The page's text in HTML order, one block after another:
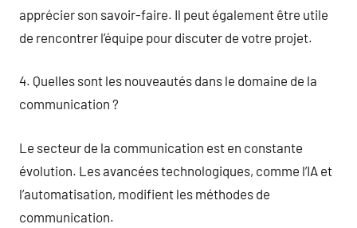
apprécier son savoir-faire. Il peut également être utile
de rencontrer l’équipe pour discuter de votre projet.
4. Quelles sont les nouveautés dans le domaine de la
communication ?
Le secteur de la communication est en constante
évolution. Les avancées technologiques, comme l’IA et
l’automatisation, modifient les méthodes de
communication.